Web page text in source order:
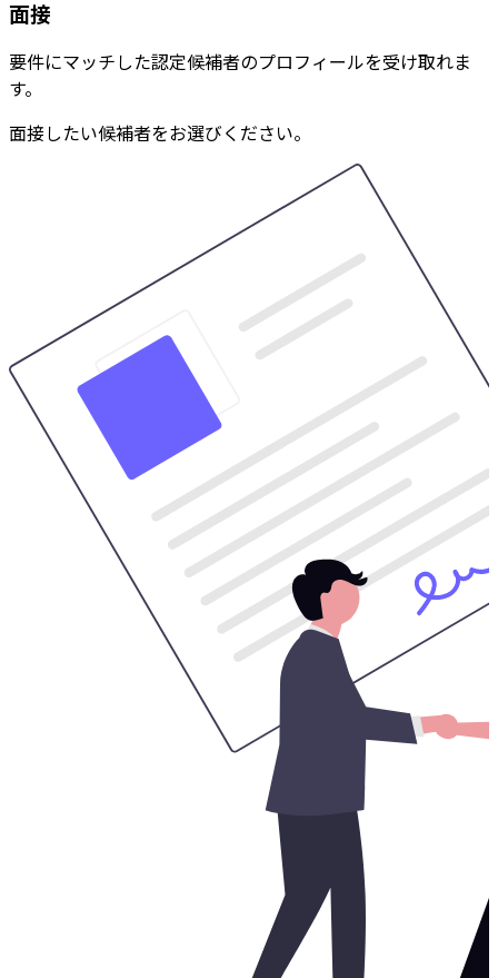
面接
要件にマッチした認定候補者のプロフィールを受け取れま
す。
面接したい候補者をお選びください。